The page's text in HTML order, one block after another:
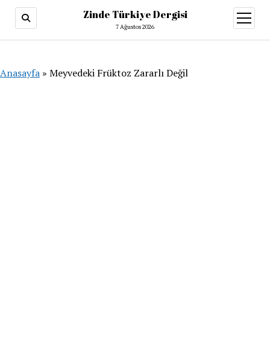
Zinde Türkiye Dergisi
7 Ağustos 2026
aç
Anasayfa » Meyvedeki Früktoz Zararlı Değil